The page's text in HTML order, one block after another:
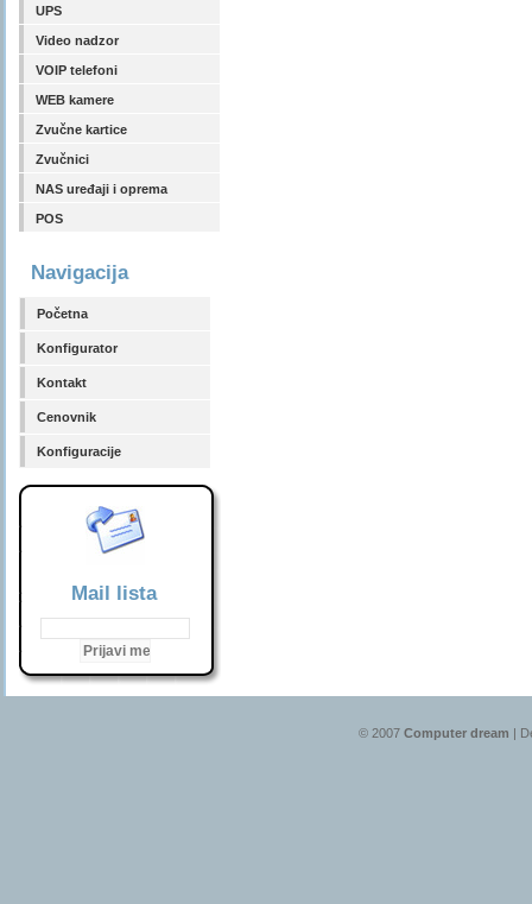
UPS
Video nadzor
VOIP telefoni
WEB kamere
Zvučne kartice
Zvučnici
NAS uređaji i oprema
POS
Navigacija
Početna
Konfigurator
Kontakt
Cenovnik
Konfiguracije
Mail lista
© 2007 Computer dream |